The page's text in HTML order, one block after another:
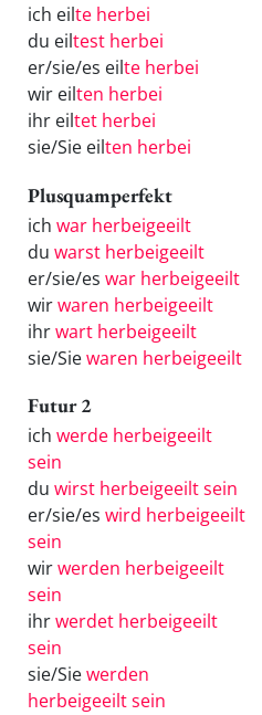
ich eilte herbei
du eiltest herbei
er/sie/es eilte herbei
wir eilten herbei
ihr eiltet herbei
sie/Sie eilten herbei
Plusquamperfekt
ich war herbeigeeilt
du warst herbeigeeilt
er/sie/es war herbeigeeilt
wirwaren herbeigeeilt
ihrwart herbeigeeilt
sie/Siewaren herbeigeeilt
Futur 2
ich werde herbeigeeilt
sein
du wirst herbeigeeilt sein
er/sie/es wird herbeigeeilt
sein
wirwerden herbeigeeilt
sein
ihrwerdet herbeigeeilt
sein
sie/Siewerden
herbeigeeilt sein